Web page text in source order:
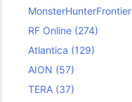
MonsterHunterFrontier
RF Online (274)
Atlantica (129)
AION (57)
TERA (37)